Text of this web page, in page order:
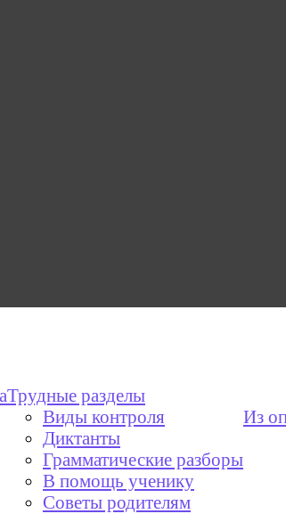
Трудные разделы
Из
Виды контроля
Диктанты
Грамматические разборы
В помощь ученику
Советы родителям